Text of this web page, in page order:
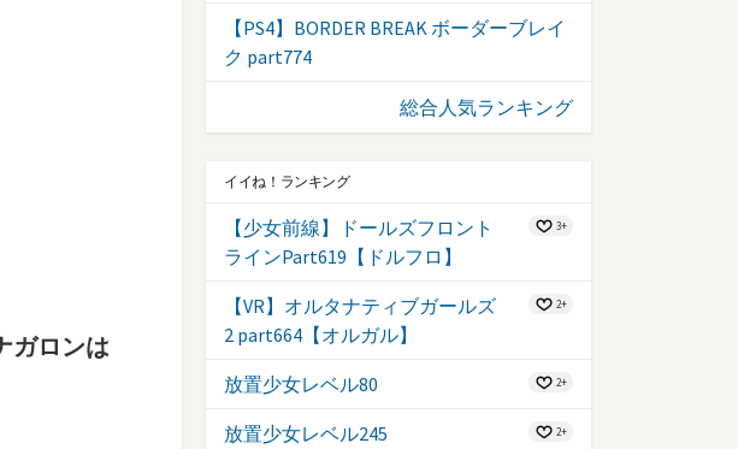
ガロンは
【PS4】BORDER BREAK ボーダーブレイ
ク part774
総合人気ランキング
イイね！ランキング
【少女前線】ドールズフロント
ラインPart619【ドルフロ】
3+
【VR】オルタナティブガールズ
2 part664【オルガル】
2+
放置少女レベル80 2+
放置少女レベル245 2+